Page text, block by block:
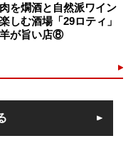
を燗酒と自然派ワイン
しむ酒場「29ロティ」
羊が旨い店⑧